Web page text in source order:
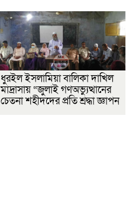
ধুরইল ইসলামিয়া বালিকা দাখিল
মাদ্রাসায় “জুলাই গণঅভ্যুত্থানের
চেতনা শহীদদের প্রতি শ্রদ্ধা জ্ঞাপন